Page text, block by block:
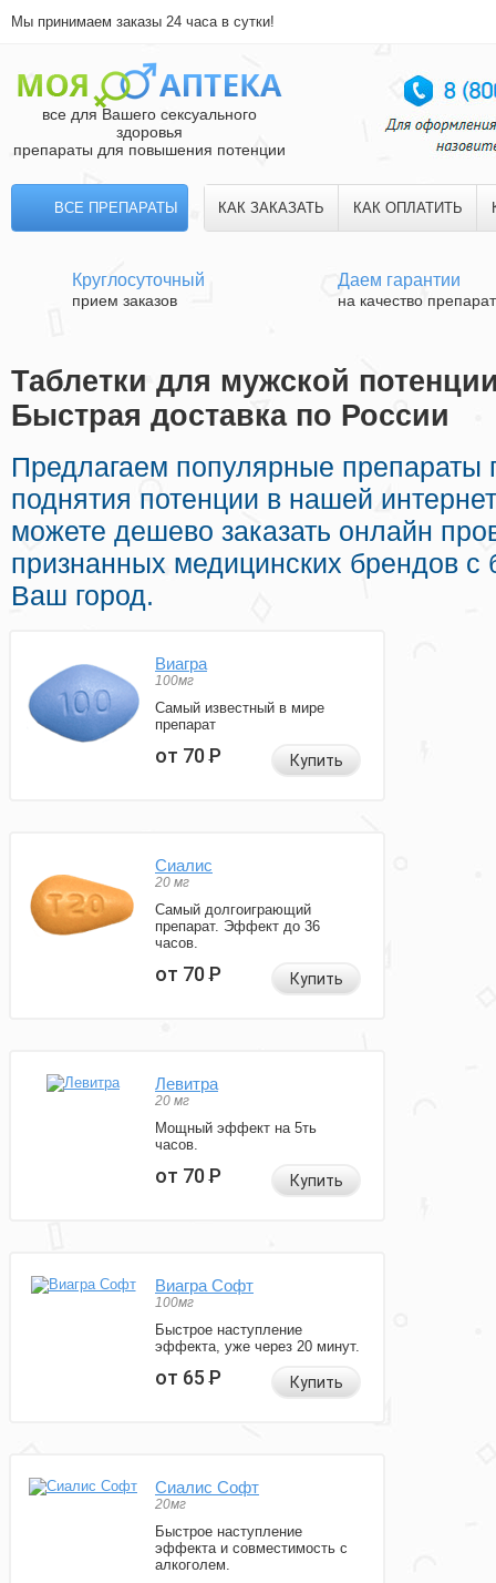
Мы принимаем заказы 24 часа в сутки!
все для Вашего сексуального
здоровья
препараты для повышения потенции
ВСЕ ПРЕПАРАТЫ КАК ЗАКАЗАТЬ КАК ОПЛАТИТЬ
Круглосуточный
прием заказов
Даем гарантии
на качество
Таблетки для мужской
Быстрая доставка по России
Предлагаем популярные
поднятия потенции в нашей
можете дешево заказать онлайн
признанных медицинских брендов с
Ваш город.
Виагра
100мг
Самый известный в мире
препарат
от 70Р Купить
Сиалис
20 мг
Самый долгоиграющий
препарат. Эффект до 36
часов.
от 70Р Купить
Левитра
20 мг
Мощный эффект на 5ть
часов.
от 70Р Купить
Виагра Софт
100мг
Быстрое наступление
эффекта, уже через 20 минут.
от 65Р Купить
Сиалис Софт
20мг
Быстрое наступление
эффекта и совместимость с
алкоголем.